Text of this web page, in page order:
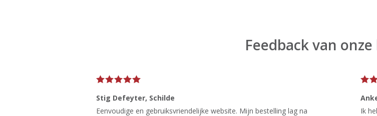
Feedback van
Stig Defeyter, Schilde
Eenvoudige en gebruiksvriendelijke website. Mijn bestelling lag na
Ik